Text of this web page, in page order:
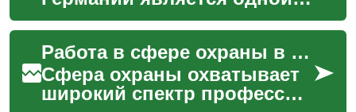
из крупнейших в Европе, и
упаковка продуктов
питания играет в ней важн...
Работа в сфере охраны в Финляндии: требования, обучение и особенности
Сфера охраны охватывает
широкий спектр профессий